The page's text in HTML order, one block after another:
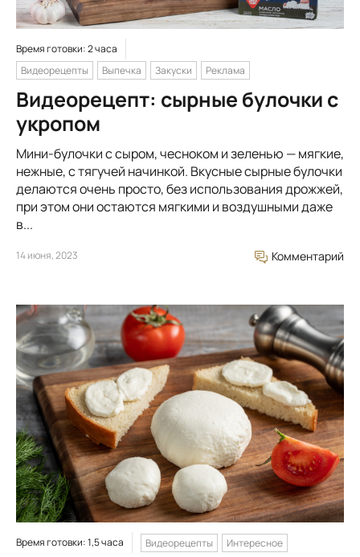
Время готовки: 2 часа
Видеорецепты
Выпечка Закуски Реклама
Видеорецепт: сырные булочки с
укропом
Мини-булочки с сыром, чесноком и зеленью — мягкие,
нежные, с тягучей начинкой. Вкусные сырные булочки
делаются очень просто, без использования дрожжей,
при этом они остаются мягкими и воздушными даже
в...
14 июня, 2023 Комментарий
Время готовки: 1,5 часа Видеорецепты Интересное